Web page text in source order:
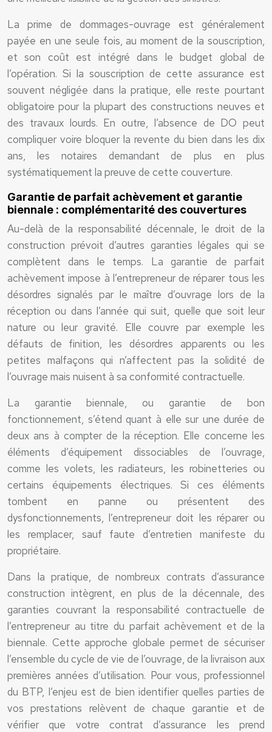
La prime de dommages-ouvrage est généralement
payée en une seule fois, au moment de la souscription,
et son coût est intégré dans le budget global de
l’opération. Si la souscription de cette assurance est
souvent négligée dans la pratique, elle reste pourtant
obligatoire pour la plupart des constructions neuves et
des travaux lourds. En outre, l’absence de DO peut
compliquer voire bloquer la revente du bien dans les dix
ans, les notaires demandant de plus en plus
systématiquement la preuve de cette couverture.
Garantie de parfait achèvement et garantie
biennale : complémentarité des couvertures
Au-delà de la responsabilité décennale, le droit de la
construction prévoit d’autres garanties légales qui se
complètent dans le temps. La garantie de parfait
achèvement impose à l’entrepreneur de réparer tous les
désordres signalés par le maître d’ouvrage lors de la
réception ou dans l’année qui suit, quelle que soit leur
nature ou leur gravité. Elle couvre par exemple les
défauts de finition, les désordres apparents ou les
petites malfaçons qui n’affectent pas la solidité de
l’ouvrage mais nuisent à sa conformité contractuelle.
La garantie biennale, ou garantie de bon
fonctionnement, s’étend quant à elle sur une durée de
deux ans à compter de la réception. Elle concerne les
éléments d’équipement dissociables de l’ouvrage,
comme les volets, les radiateurs, les robinetteries ou
certains équipements électriques. Si ces éléments
tombent en panne ou présentent des
dysfonctionnements, l’entrepreneur doit les réparer ou
les remplacer, sauf faute d’entretien manifeste du
propriétaire.
Dans la pratique, de nombreux contrats d’assurance
construction intègrent, en plus de la décennale, des
garanties couvrant la responsabilité contractuelle de
l’entrepreneur au titre du parfait achèvement et de la
biennale. Cette approche globale permet de sécuriser
l’ensemble du cycle de vie de l’ouvrage, de la livraison aux
premières années d’utilisation. Pour vous, professionnel
du BTP, l’enjeu est de bien identifier quelles parties de
vos prestations relèvent de chaque garantie et de
vérifier que votre contrat d’assurance les prend